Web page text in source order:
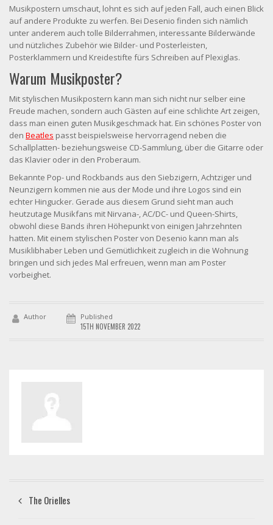
Musikpostern umschaut, lohnt es sich auf jeden Fall, auch einen Blick
auf andere Produkte zu werfen. Bei Desenio finden sich nämlich
unter anderem auch tolle Bilderrahmen, interessante Bilderwände
und nützliches Zubehör wie Bilder- und Posterleisten,
Posterklammern und Kreidestifte fürs Schreiben auf Plexiglas.
Warum Musikposter?
Mit stylischen Musikpostern kann man sich nicht nur selber eine
Freude machen, sondern auch Gästen auf eine schlichte Art zeigen,
dass man einen guten Musikgeschmack hat. Ein schönes Poster von
den Beatles passt beispielsweise hervorragend neben die
Schallplatten- beziehungsweise CD-Sammlung, über die Gitarre oder
das Klavier oder in den Proberaum.
Bekannte Pop- und Rockbands aus den Siebzigern, Achtziger und
Neunzigern kommen nie aus der Mode und ihre Logos sind ein
echter Hingucker. Gerade aus diesem Grund sieht man auch
heutzutage Musikfans mit Nirvana-, AC/DC- und Queen-Shirts,
obwohl diese Bands ihren Höhepunkt von einigen Jahrzehnten
hatten. Mit einem stylischen Poster von Desenio kann man als
Musiklibhaber Leben und Gemütlichkeit zugleich in die Wohnung
bringen und sich jedes Mal erfreuen, wenn man am Poster
vorbeighet.
Author Published
15TH NOVEMBER 2022
The Orielles